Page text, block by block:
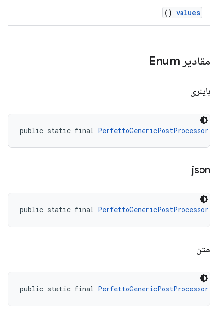
values
()
مقادیر Enum
باینری
public static final
json
public static final
متن
public static final